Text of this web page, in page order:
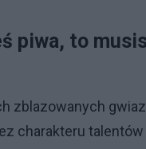
piwa, to
zblazowanych
charakteru talentów